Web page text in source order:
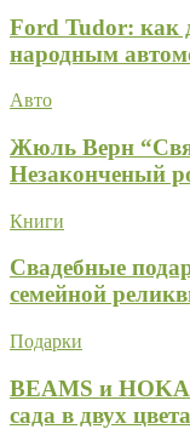
Ford Tudor: как
народным
Авто
Жюль Верн
Незаконченый
Книги
Свадебные
семейной
Подарки
BEAMS и HOKA
сада в двух